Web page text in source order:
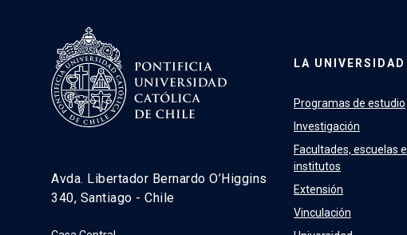
Avda. Libertador Bernardo O’Higgins
340, Santiago - Chile
LA UNIVERSIDAD
Programas de estudio
Investigación
Facultades, escuelas e
institutos
Extensión
Vinculación